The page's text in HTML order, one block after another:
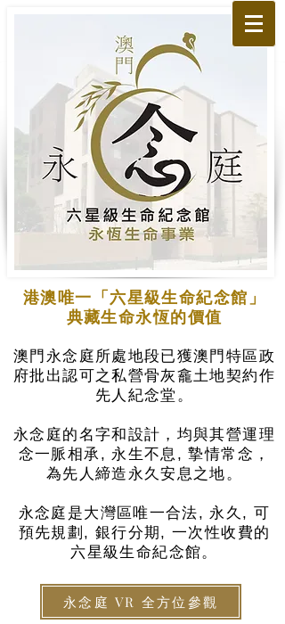
港澳唯一「六星級生命紀念館」
典藏生命永恆的價值
澳門永念庭所處地段已獲澳門特區政
府批出認可之私營骨灰龕土地契約作
先人紀念堂。
永念庭的名字和設計，均與其營運理
念一脈相承, 永生不息, 摯情常念，
為先人締造永久安息之地。
永念庭是大灣區唯一合法, 永久, 可
預先規劃, 銀行分期, 一次性收費的
六星級生命紀念館。
永念庭 VR 全方位參觀